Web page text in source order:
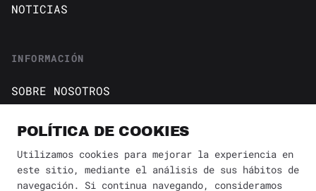
NOTICIAS
INFORMACIÓN
SOBRE NOSOTROS
CONTACTO
Política de cookies
AVISO DE PRIVACIDAD
BÚSQUEDA
POLÍTICA DE COOKIES
Utilizamos cookies para mejorar la experiencia en
este sitio, mediante el análisis de sus hábitos de
navegación. Si continua navegando, consideramos